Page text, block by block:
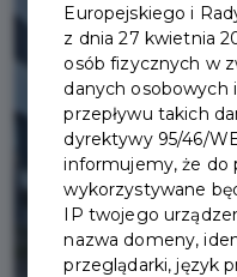
Europejskiego i
z dnia 27 kwietnia
osób fizycznych w
danych osobowych
przepływu takich
dyrektywy 95/46/
informujemy, że do
wykorzystywane
IP twojego
nazwa domeny,
przeglądarki, język